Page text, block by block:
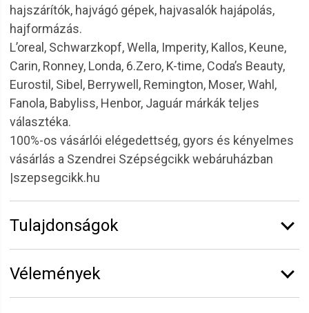
hajszárítók, hajvágó gépek, hajvasalók hajápolás,
hajformázás.
L’oreal, Schwarzkopf, Wella, Imperity, Kallos, Keune,
Carin, Ronney, Londa, 6.Zero, K-time, Coda’s Beauty,
Eurostil, Sibel, Berrywell, Remington, Moser, Wahl,
Fanola, Babyliss, Henbor, Jaguár márkák teljes
választéka.
100%-os vásárlói elégedettség, gyors és kényelmes
vásárlás a Szendrei Szépségcikk webáruházban
|szepsegcikk.hu
Tulajdonságok
Vélemények